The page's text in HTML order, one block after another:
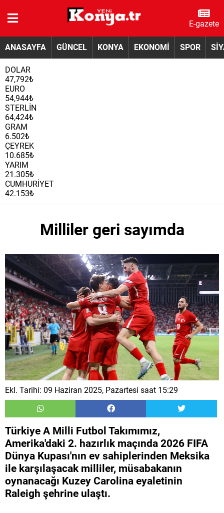
E-gazete
ANASAYFA GÜNCEL KONYA EKONOMİ SPOR
DOLAR
47,792₺
EURO
54,944₺
STERLİN
64,424₺
GRAM
6.502₺
ÇEYREK
10.685₺
YARIM
21.305₺
CUMHURİYET
42.153₺
Milliler geri sayımda
Ekl. Tarihi: 09 Haziran 2025, Pazartesi saat 15:29
Türkiye A Milli Futbol Takımımız,
Amerika'daki 2. hazırlık maçında 2026 FIFA
Dünya Kupası'nın ev sahiplerinden Meksika
ile karşılaşacak milliler, müsabakanın
oynanacağı Kuzey Carolina eyaletinin
Raleigh şehrine ulaştı.